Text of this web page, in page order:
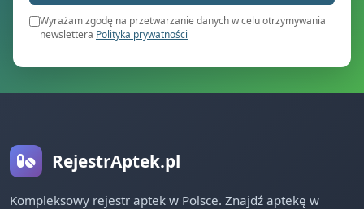
Wyrażam zgodę na przetwarzanie danych w celu otrzymywania
newslettera Polityka prywatności
RejestrAptek.pl
Kompleksowy rejestr aptek w Polsce. Znajdź aptekę w